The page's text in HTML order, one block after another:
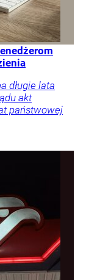
długie lata
akt
państwowej